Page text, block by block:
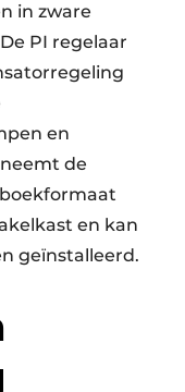
in zware
PI regelaar
en
de
en kan
geïnstalleerd.